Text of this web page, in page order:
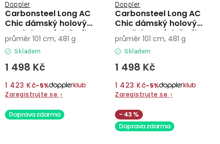
Carbonsteel Long AC
Chic dámský holový
vystřelovací deštník
Doppler
Skladem
1 498 Kč
1 423 Kč−5%
Zaregistrujte se ›
průměr 101 cm, 481 g
Carbonsteel Long AC
Chic dámský holový
vystřelovací deštník
Doppler
Skladem
1 498 Kč
1 423 Kč−5%
Zaregistrujte se ›
průměr 101 cm, 481 g
Doprava zdarma
43 %
Doprava zdarma